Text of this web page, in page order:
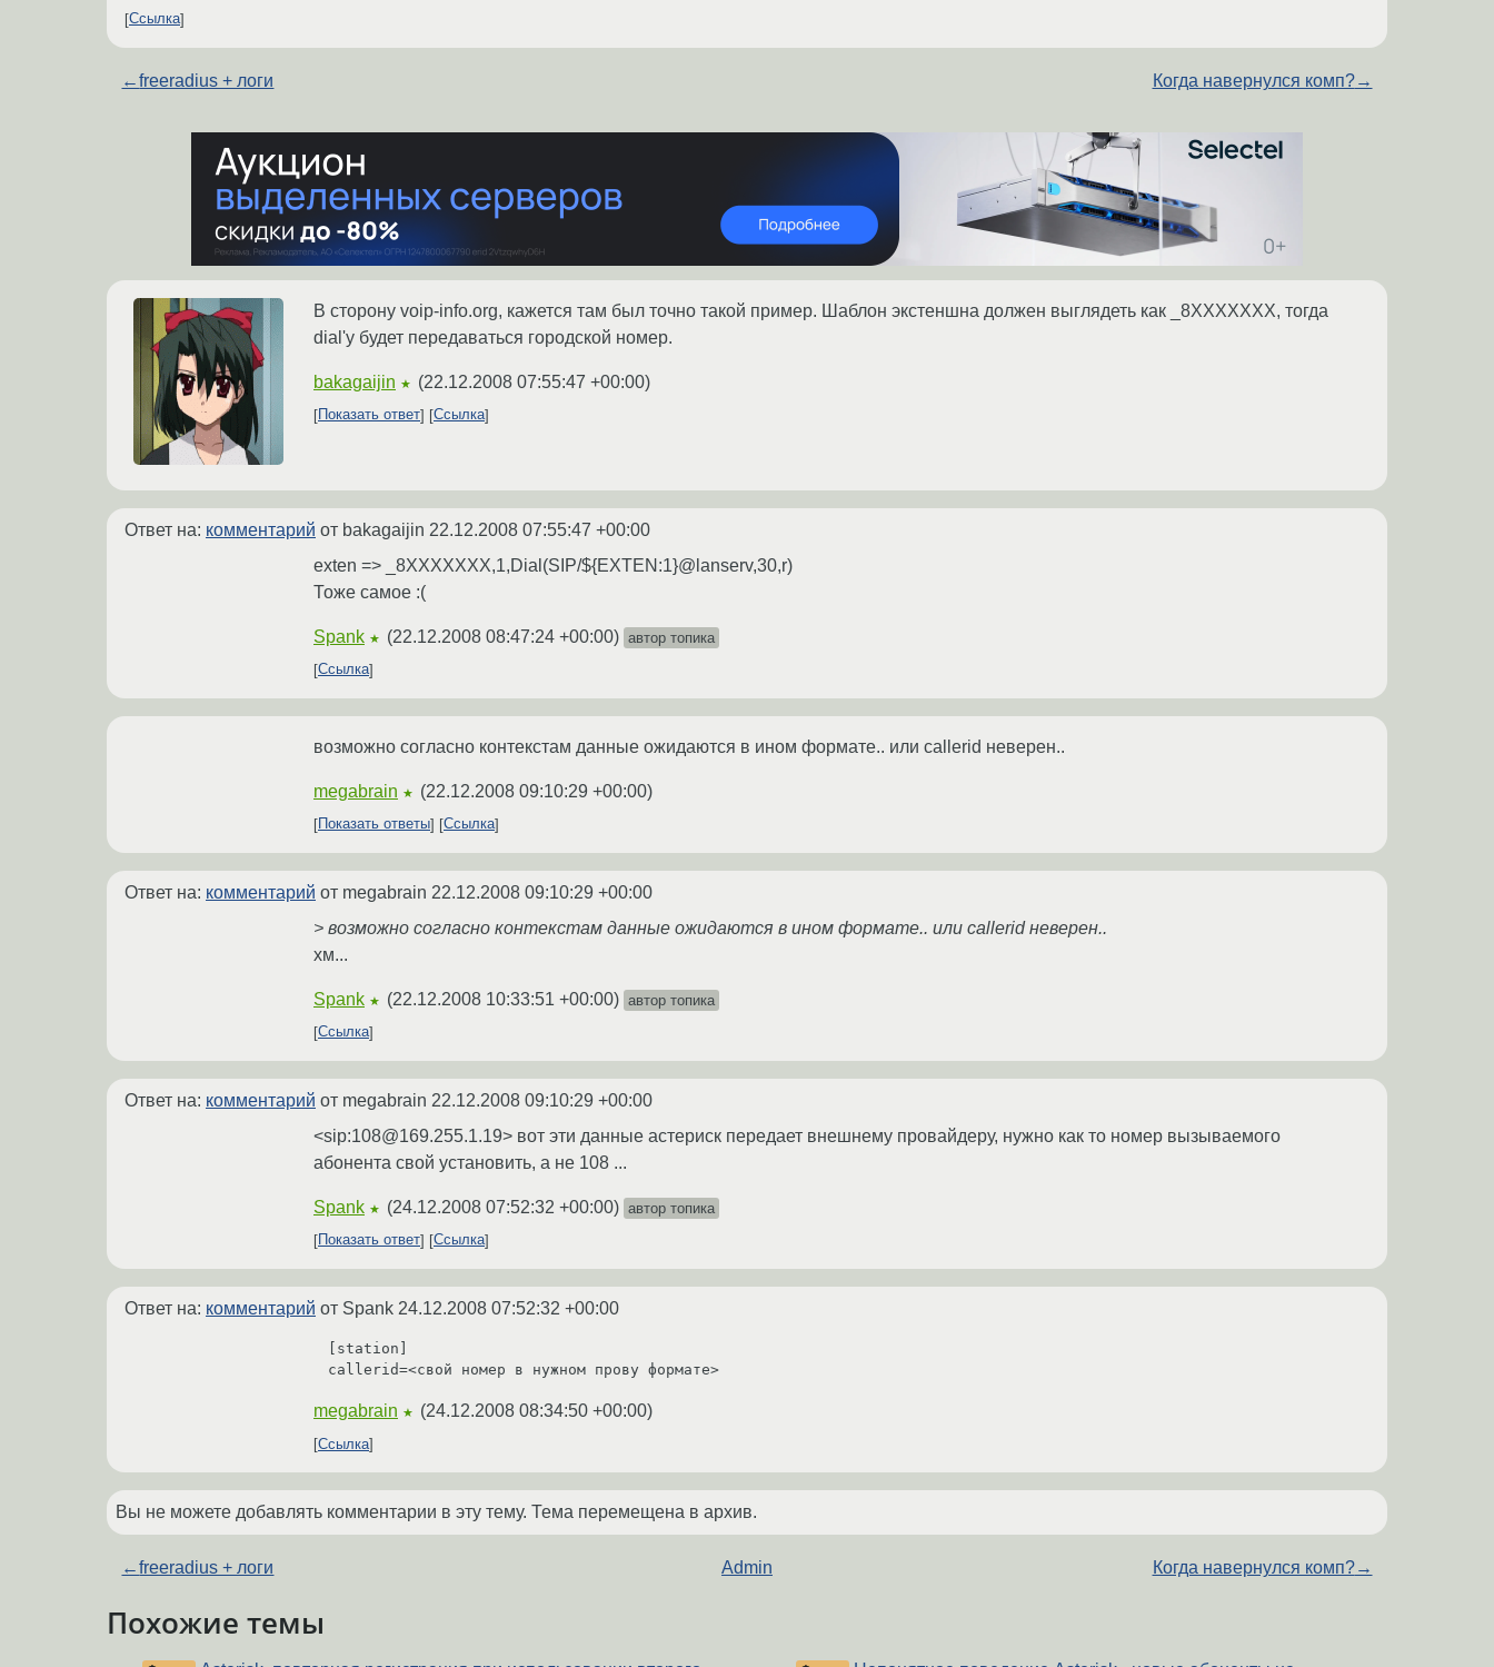
Ссылка
←freeradius + логи Когда навернулся комп?→
В сторону voip-info.org, кажется там был точно такой пример. Шаблон экстеншна должен выглядеть как _8XXXXXXX, тогда
dial'у будет передаваться городской номер.
bakagaijin ★ (22.12.2008 07:55:47 +00:00)
Показать ответ Ссылка
Ответ на: комментарий от bakagaijin 22.12.2008 07:55:47 +00:00
exten => _8XXXXXXX,1,Dial(SIP/${EXTEN:1}@lanserv,30,r)
Тоже самое :(
Spank ★ (22.12.2008 08:47:24 +00:00) автор топика
Ссылка
возможно согласно контекстам данные ожидаются в ином формате.. или callerid неверен..
megabrain ★ (22.12.2008 09:10:29 +00:00)
Показать ответы Ссылка
Ответ на: комментарий от megabrain 22.12.2008 09:10:29 +00:00
> возможно согласно контекстам данные ожидаются в ином формате.. или callerid неверен..
хм...
Spank ★ (22.12.2008 10:33:51 +00:00) автор топика
Ссылка
Ответ на: комментарий от megabrain 22.12.2008 09:10:29 +00:00
<sip:108@169.255.1.19> вот эти данные астериск передает внешнему провайдеру, нужно как то номер вызываемого
абонента свой установить, а не 108 ...
Spank ★ (24.12.2008 07:52:32 +00:00) автор топика
Показать ответ
Ссылка
Ответ на: комментарий от Spank 24.12.2008 07:52:32 +00:00
[station]
callerid=<свой номер в нужном прову формате>
megabrain ★ (24.12.2008 08:34:50 +00:00)
Ссылка
Вы не можете добавлять комментарии в эту тему. Тема перемещена в архив.
←freeradius + логи Admin Когда навернулся комп?→
Похожие темы